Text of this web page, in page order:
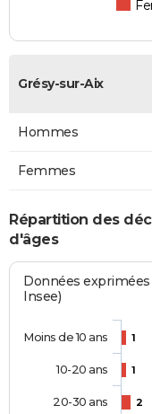
Grésy-sur-Aix
Hommes
Femmes
Répartition des
d'âges
Données
Insee)
1
1
2
Moins de 10 ans
10-20 ans
20-30 ans